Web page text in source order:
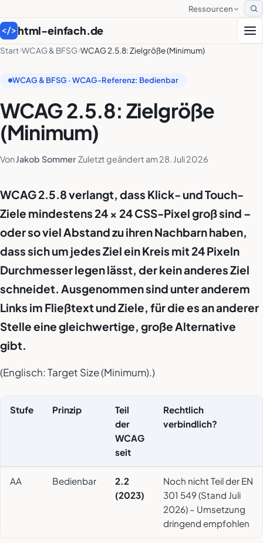
Ressourcen
</> html-einfach.de
Start WCAG & BFSG WCAG 2.5.8: Zielgröße (Minimum)
WCAG & BFSG · WCAG-Referenz: Bedienbar
WCAG 2.5.8: Zielgröße
(Minimum)
VonJakob Sommer Zuletzt geändert am 28. Juli 2026
WCAG 2.5.8 verlangt, dass Klick- und Touch-
Ziele mindestens 24 × 24 CSS-Pixel groß sind –
oder so viel Abstand zu ihren Nachbarn haben,
dass sich um jedes Ziel ein Kreis mit 24 Pixeln
Durchmesser legen lässt, der kein anderes Ziel
schneidet. Ausgenommen sind unter anderem
Links im Fließtext und Ziele, für die es an anderer
Stelle eine gleichwertige, große Alternative
gibt.
(Englisch:Target Size (Minimum).)
Stufe Prinzip
Teil
der
WCAG
seit
Rechtlich
verbindlich?
AA Bedienbar
2.2
(2023)
Noch nicht Teil der EN
301 549 (Stand Juli
2026) – Umsetzung
dringend empfohlen